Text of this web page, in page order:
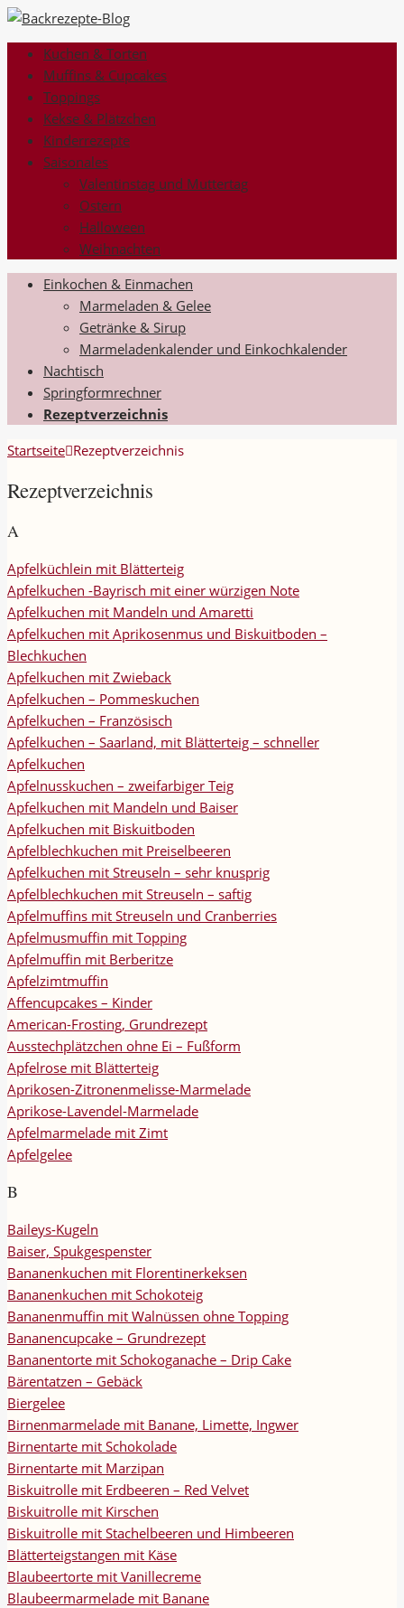
Kuchen & Torten
Muffins & Cupcakes
Toppings
Kekse & Plätzchen
Kinderrezepte
Saisonales
Valentinstag und Muttertag
Ostern
Halloween
Weihnachten
Einkochen & Einmachen
Marmeladen & Gelee
Getränke & Sirup
Marmeladenkalender und Einkochkalender
Nachtisch
Springformrechner
Rezeptverzeichnis
Startseite Rezeptverzeichnis
Rezeptverzeichnis
A
Apfelküchlein mit Blätterteig
Apfelkuchen -Bayrisch mit einer würzigen Note
Apfelkuchen mit Mandeln und Amaretti
Apfelkuchen mit Aprikosenmus und Biskuitboden –
Blechkuchen
Apfelkuchen mit Zwieback
Apfelkuchen – Pommeskuchen
Apfelkuchen – Französisch
Apfelkuchen – Saarland, mit Blätterteig – schneller
Apfelkuchen
Apfelnusskuchen – zweifarbiger Teig
Apfelkuchen mit Mandeln und Baiser
Apfelkuchen mit Biskuitboden
Apfelblechkuchen mit Preiselbeeren
Apfelkuchen mit Streuseln – sehr knusprig
Apfelblechkuchen mit Streuseln – saftig
Apfelmuffins mit Streuseln und Cranberries
Apfelmusmuffin mit Topping
Apfelmuffin mit Berberitze
Apfelzimtmuffin
Affencupcakes – Kinder
American-Frosting, Grundrezept
Ausstechplätzchen ohne Ei – Fußform
Apfelrose mit Blätterteig
Aprikosen-Zitronenmelisse-Marmelade
Aprikose-Lavendel-Marmelade
Apfelmarmelade mit Zimt
Apfelgelee
B
Baileys-Kugeln
Baiser, Spukgespenster
Bananenkuchen mit Florentinerkeksen
Bananenkuchen mit Schokoteig
Bananenmuffin mit Walnüssen ohne Topping
Bananencupcake – Grundrezept
Bananentorte mit Schokoganache – Drip Cake
Bärentatzen – Gebäck
Biergelee
Birnenmarmelade mit Banane, Limette, Ingwer
Birnentarte mit Schokolade
Birnentarte mit Marzipan
Biskuitrolle mit Erdbeeren – Red Velvet
Biskuitrolle mit Kirschen
Biskuitrolle mit Stachelbeeren und Himbeeren
Blätterteigstangen mit Käse
Blaubeertorte mit Vanillecreme
Blaubeermarmelade mit Banane